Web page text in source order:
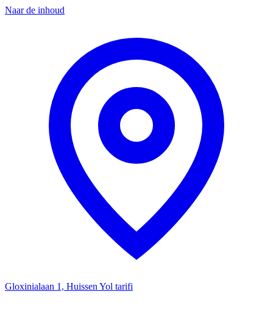
Naar de inhoud
Gloxinialaan 1, Huissen Yol tarifi